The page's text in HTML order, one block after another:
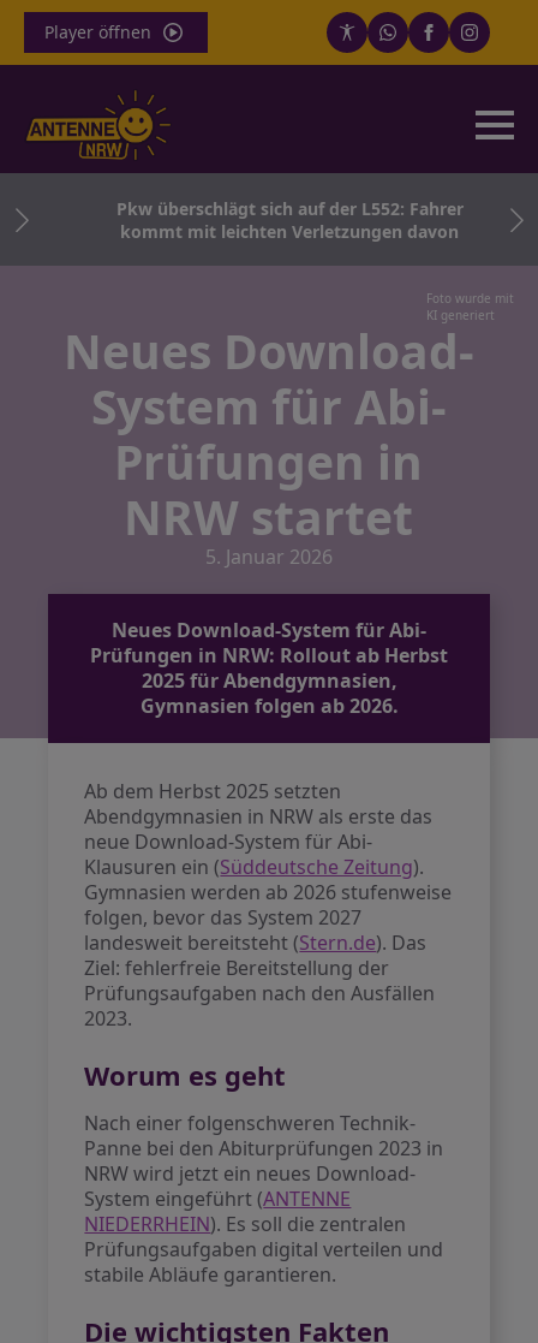
Player öffnen
Pkw überschlägt sich auf der L552: Fahrer
kommt mit leichten Verletzungen davon
Foto wurde mit
KI generiert
Neues Download-
System für Abi-
Prüfungen in
NRW startet
5. Januar 2026
Neues Download-System für Abi-
Prüfungen in NRW: Rollout ab Herbst
2025 für Abendgymnasien,
Gymnasien folgen ab 2026.
Ab dem Herbst 2025 setzten
Abendgymnasien in NRW als erste das
neue Download-System für Abi-
Klausuren ein (Süddeutsche Zeitung).
Gymnasien werden ab 2026 stufenweise
folgen, bevor das System 2027
landesweit bereitsteht (Stern.de). Das
Ziel: fehlerfreie Bereitstellung der
Prüfungsaufgaben nach den Ausfällen
2023.
Worum es geht
Nach einer folgenschweren Technik-
Panne bei den Abiturprüfungen 2023 in
NRW wird jetzt ein neues Download-
System eingeführt (ANTENNE
NIEDERRHEIN). Es soll die zentralen
Prüfungsaufgaben digital verteilen und
stabile Abläufe garantieren.
Die wichtigsten Fakten